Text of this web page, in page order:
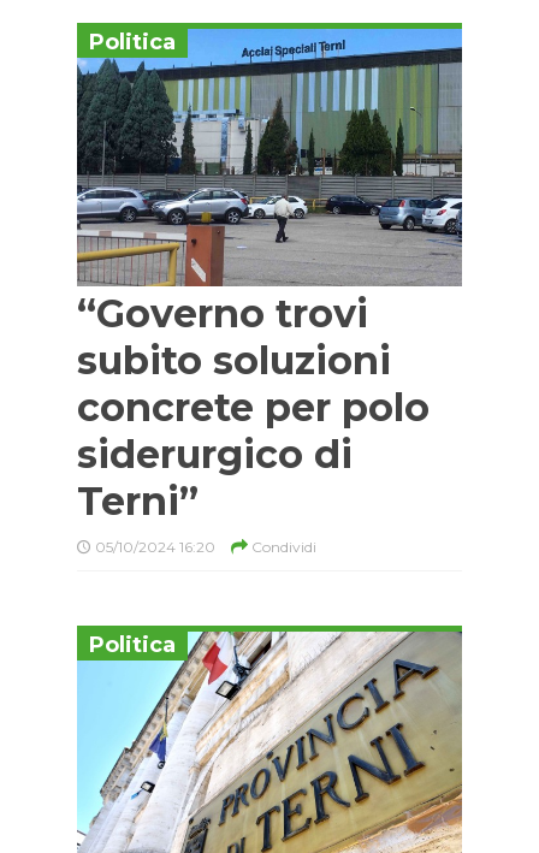
Politica
“Governo trovi
subito soluzioni
concrete per polo
siderurgico di
Terni”
05/10/2024 16:20 Condividi
Politica